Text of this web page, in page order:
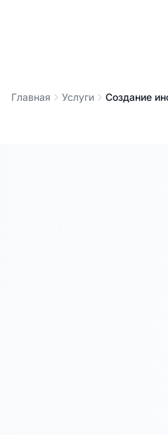
Главная Услуги Создание